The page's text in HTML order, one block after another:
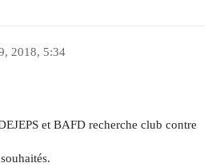
2018, 5:34
et BAFD recherche club contre